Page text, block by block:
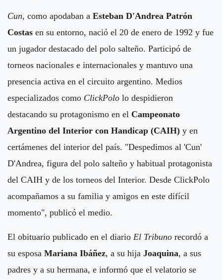
Cun, como apodaban a Esteban D'Andrea Patrón
Costas en su entorno, nació el 20 de enero de 1992 y fue
un jugador destacado del polo salteño. Participó de
torneos nacionales e internacionales y mantuvo una
presencia activa en el circuito argentino. Medios
especializados como ClickPolo lo despidieron
destacando su protagonismo en el Campeonato
Argentino del Interior con Handicap (CAIH) y en
certámenes del interior del país. "Despedimos al 'Cun'
D'Andrea, figura del polo salteño y habitual protagonista
del CAIH y de los torneos del Interior. Desde ClickPolo
acompañamos a su familia y amigos en este difícil
momento", publicó el medio.
El obituario publicado en el diario El Tribuno recordó a
su esposa Mariana Ibáñez, a su hija Joaquina, a sus
padres y a su hermana, e informó que el velatorio se